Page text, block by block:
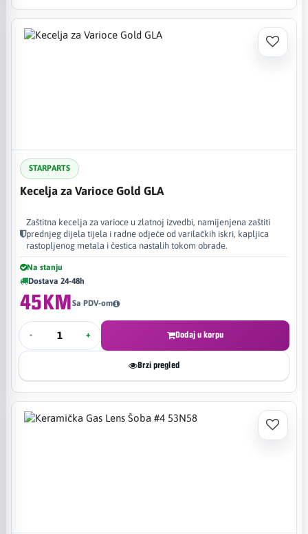
STARPARTS
Kecelja za Varioce Gold GLA
Zaštitna kecelja za varioce u zlatnoj izvedbi, namijenjena zaštiti
prednjeg dijela tijela i radne odjeće od varilačkih iskri, kapljica
rastopljenog metala i čestica nastalih tokom obrade.
Na stanju
Dostava 24-48h
45KMSa PDV-om
- + Dodaj u korpu
Brzi pregled